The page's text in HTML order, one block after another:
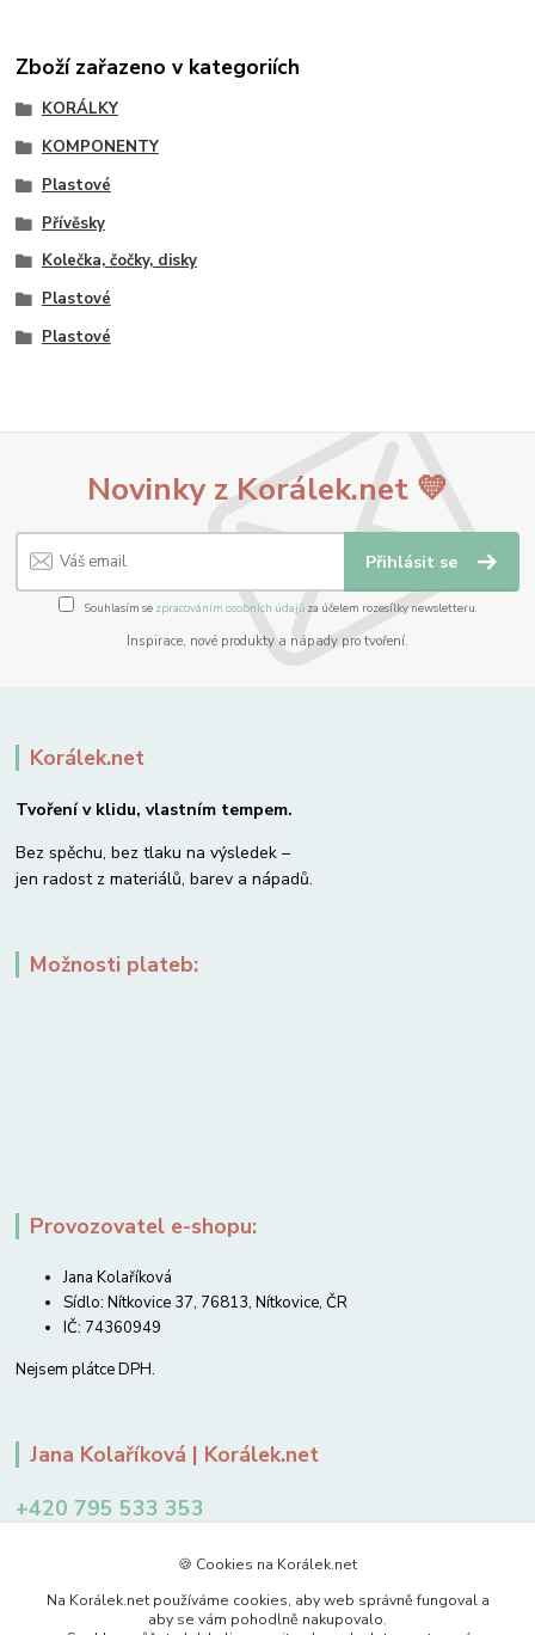
Zboží zařazeno v kategoriích
KORÁLKY
KOMPONENTY
Plastové
Přívěsky
Kolečka, čočky, disky
Plastové
Plastové
Novinky z Korálek.net 💛
Přihlásit se
Souhlasím se zpracováním osobních údajůza účelem rozesílky newsletteru.
Inspirace, nové produkty a nápady pro tvoření.
Korálek.net
Tvoření v klidu, vlastním tempem.
Bez spěchu, bez tlaku na výsledek –
jen radost z materiálů, barev a nápadů.
Možnosti plateb:
Provozovatel e-shopu:
Jana Kolaříková
Sídlo: Nítkovice 37, 76813, Nítkovice, ČR
IČ: 74360949
Nejsem plátce DPH.
Jana Kolaříková | Korálek.net
+420 795 533 353
🍪 Cookies na Korálek.net
Na Korálek.net používáme cookies, aby web správně fungoval a
aby se vám pohodlně nakupovalo.